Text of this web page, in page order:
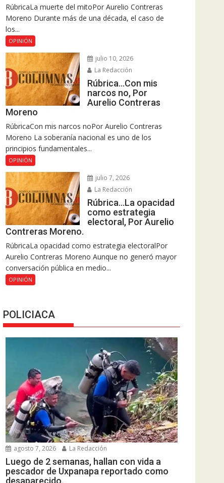
RúbricaLa muerte del mitoPor Aurelio Contreras
Moreno Durante más de una década, el caso de
los...
OPINIÓN
julio 10, 2026
La Redacción
Rúbrica…Con mis
narcos no, Por
Aurelio Contreras
Moreno
RúbricaCon mis narcos noPor Aurelio Contreras
Moreno La soberanía nacional es uno de los
principios fundamentales...
OPINIÓN
julio 7, 2026
La Redacción
Rúbrica…La opacidad
como estrategia
electoral, Por Aurelio
Contreras Moreno.
RúbricaLa opacidad como estrategia electoralPor
Aurelio Contreras Moreno Aunque no generó mayor
conversación pública en medio...
OPINIÓN
POLICIACA
agosto 7, 2026 La Redacción
Luego de 2 semanas, hallan con vida a
pescador de Uxpanapa reportado como
desaparecido.